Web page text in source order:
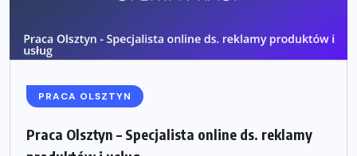
PRACA OLSZTYN
Praca Olsztyn – Specjalista online ds. reklamy